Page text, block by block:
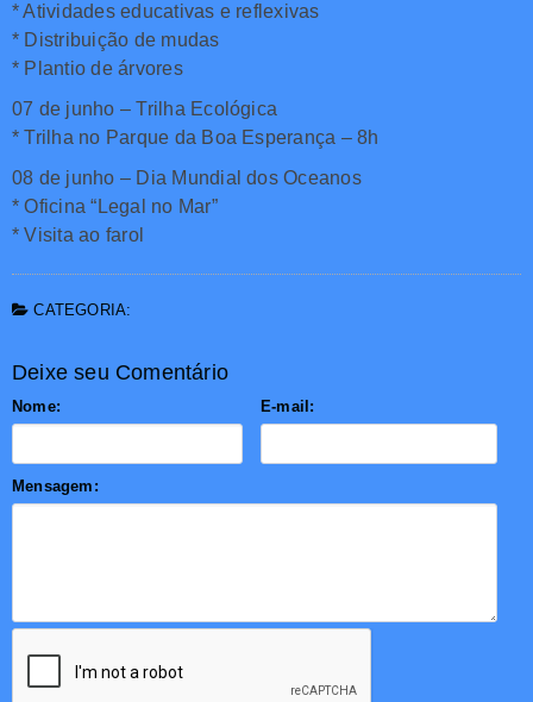
* Atividades educativas e reflexivas
* Distribuição de mudas
* Plantio de árvores
07 de junho – Trilha Ecológica
* Trilha no Parque da Boa Esperança – 8h
08 de junho – Dia Mundial dos Oceanos
* Oficina “Legal no Mar”
* Visita ao farol
CATEGORIA:
Deixe seu Comentário
Nome: E-mail:
Mensagem: